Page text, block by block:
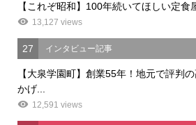
【これぞ昭和】100年続いてほしい定食
13,127 views
27 インタビュー記事
【大泉学園町】創業55年！地元で評判
かげ...
12,591 views